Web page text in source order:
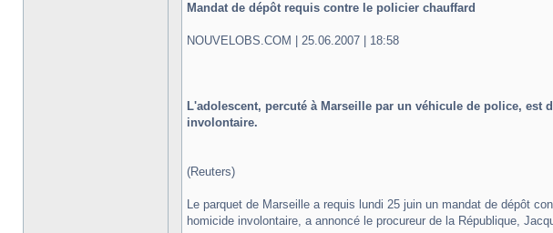
Mandat de dépôt requis contre le policier chauffard
NOUVELOBS.COM | 25.06.2007 | 18:58
L'adolescent, percuté à Marseille par un véhicule de police,
involontaire.
(Reuters)
Le parquet de Marseille a requis lundi 25 juin un mandat de dépôt
homicide involontaire, a annoncé le procureur de la République,